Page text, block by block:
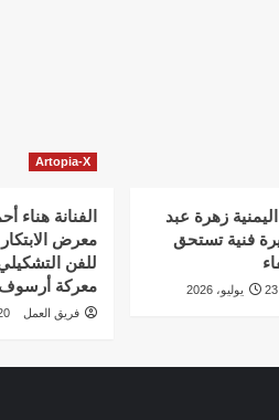
اليمنية زهرة عبد
فنية تستحق
23 يوليو، 2026
Artopia-X
الفنانة هناء
معرض
للفن
معركة أرسوف
فريق العمل 20